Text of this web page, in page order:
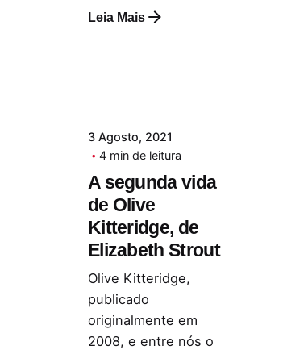
Leia Mais
3 Agosto, 2021
4 min de leitura
A segunda vida
de Olive
Kitteridge, de
Elizabeth Strout
Olive Kitteridge,
publicado
originalmente em
2008, e entre nós o